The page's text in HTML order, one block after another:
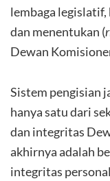
lembaga
dan menentukan (
Dewan
Sistem pengisian
hanya satu dari
dan integritas
akhirnya adalah
integritas